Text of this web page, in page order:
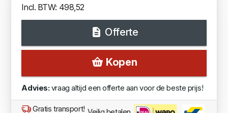
Incl. BTW: 498,52
Offerte
Kopen
Advies: vraag altijd een offerte aan voor de beste prijs!
Gratis transport!